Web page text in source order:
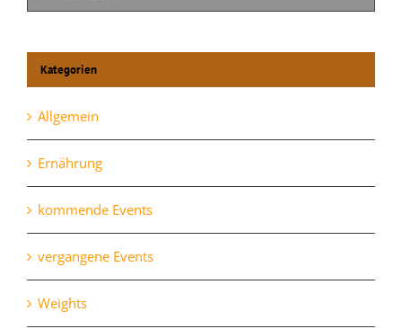
Kategorien
Allgemein
Ernährung
kommende Events
vergangene Events
Weights